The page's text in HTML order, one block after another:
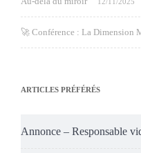
🚀 Conférence : La Dimension
ARTICLES PRÉFÉRÉS
Annonce – Responsable